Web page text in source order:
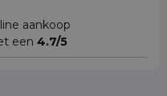
aankoop
een 4.7/5